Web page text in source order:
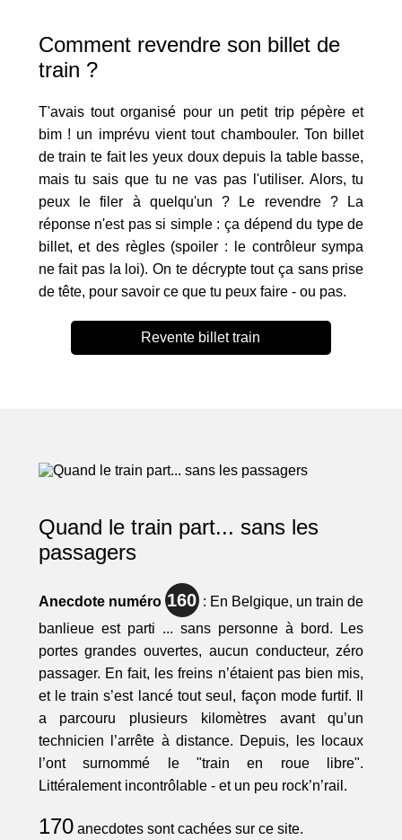
Comment revendre son billet de
train ?
T'avais tout organisé pour un petit trip pépère et
bim ! un imprévu vient tout chambouler. Ton billet
de train te fait les yeux doux depuis la table basse,
mais tu sais que tu ne vas pas l'utiliser. Alors, tu
peux le filer à quelqu'un ? Le revendre ? La
réponse n'est pas si simple : ça dépend du type de
billet, et des règles (spoiler : le contrôleur sympa
ne fait pas la loi). On te décrypte tout ça sans prise
de tête, pour savoir ce que tu peux faire - ou pas.
Revente billet train
Quand le train part... sans les
passagers
Anecdote numéro 160: En Belgique, un train de
banlieue est parti ... sans personne à bord. Les
portes grandes ouvertes, aucun conducteur, zéro
passager. En fait, les freins n’étaient pas bien mis,
et le train s’est lancé tout seul, façon mode furtif. Il
a parcouru plusieurs kilomètres avant qu’un
technicien l’arrête à distance. Depuis, les locaux
l’ont surnommé le "train en roue libre".
Littéralement incontrôlable - et un peu rock’n’rail.
170anecdotes sont cachées sur ce site.